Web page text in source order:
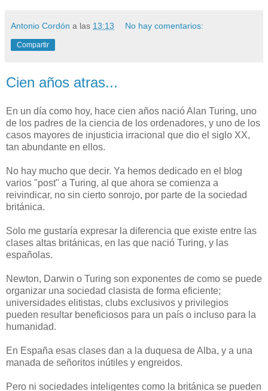
Antonio Cordón a las 13:13 No hay comentarios:
Compartir
Cien años atras...
En un día como hoy, hace cien años nació Alan Turing, uno
de los padres de la ciencia de los ordenadores, y uno de los
casos mayores de injusticia irracional que dio el siglo XX,
tan abundante en ellos.
No hay mucho que decir. Ya hemos dedicado en el blog
varios "post" a Turing, al que ahora se comienza a
reivindicar, no sin cierto sonrojo, por parte de la sociedad
británica.
Solo me gustaría expresar la diferencia que existe entre las
clases altas británicas, en las que nació Turing, y las
españolas.
Newton, Darwin o Turing son exponentes de como se puede
organizar una sociedad clasista de forma eficiente;
universidades elitistas, clubs exclusivos y privilegios
pueden resultar beneficiosos para un país o incluso para la
humanidad.
En España esas clases dan a la duquesa de Alba, y a una
manada de señoritos inútiles y engreidos.
Pero ni sociedades inteligentes como la británica se pueden